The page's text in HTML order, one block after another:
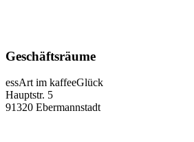
Geschäftsräume
essArt im kaffeeGlück
Hauptstr. 5
91320 Ebermannstadt